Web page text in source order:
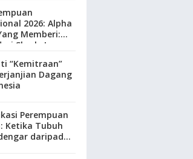
2026: Alpha
Memberi:
Sherly Laos
“Kemitraan”
Dagang
Perempuan
Ketika Tubuh
daripada